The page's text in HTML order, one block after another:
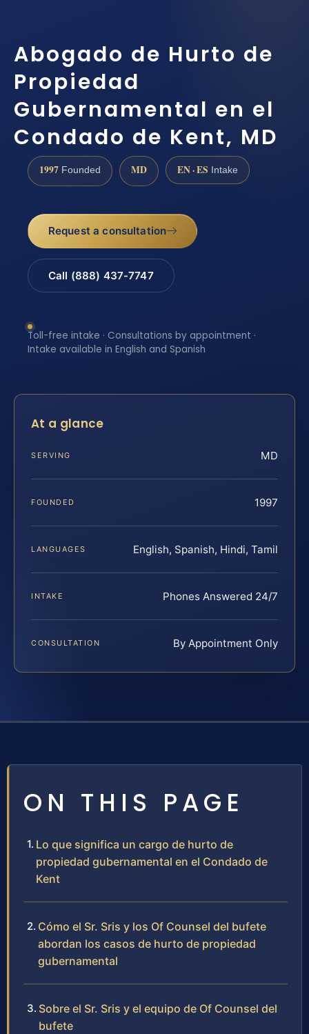
Abogado de Hurto de
Propiedad
Gubernamental en el
Condado de Kent, MD
1997 Founded MD EN · ES Intake
Request a consultation
Call (888) 437-7747
Toll-free intake · Consultations by appointment ·
Intake available in English and Spanish
At a glance
SERVING MD
FOUNDED 1997
LANGUAGES English, Spanish, Hindi, Tamil
INTAKE Phones Answered 24/7
CONSULTATION By Appointment Only
ON THIS PAGE
Lo que significa un cargo de hurto de
propiedad gubernamental en el Condado de
Kent
Cómo el Sr. Sris y los Of Counsel del bufete
abordan los casos de hurto de propiedad
gubernamental
Sobre el Sr. Sris y el equipo de Of Counsel del
bufete